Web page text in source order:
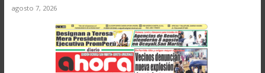
agosto 7, 2026